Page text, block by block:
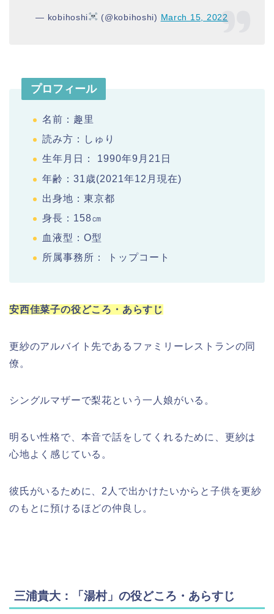
— kobihoshi‍ ‍ (@kobihoshi) March 15, 2022
プロフィール
名前：趣里
読み方：しゅり
生年月日： 1990年9月21日
年齢：31歳(2021年12月現在)
出身地：東京都
身長：158㎝
血液型：O型
所属事務所： トップコート
安西佳菜子の役どころ・あらすじ
更紗のアルバイト先であるファミリーレストランの同
僚。
シングルマザーで梨花という一人娘がいる。
明るい性格で、本音で話をしてくれるために、更紗は
心地よく感じている。
彼氏がいるために、2人で出かけたいからと子供を更紗
のもとに預けるほどの仲良し。
三浦貴大：「湯村」の役どころ・あらすじ